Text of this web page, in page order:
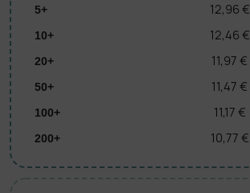
5+ 12,96 €
10+ 12,46 €
20+ 11,97 €
50+ 11,47 €
100+ 11,17 €
200+ 10,77 €